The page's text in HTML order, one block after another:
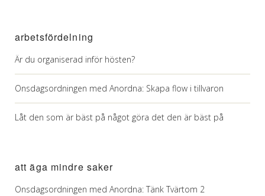
arbetsfördelning
Är du organiserad inför hösten?
Onsdagsordningen med Anordna: Skapa flow i tillvaron
Låt den som är bäst på något göra det den är bäst på
att äga mindre saker
Onsdagsordningen med Anordna: Tänk Tvärtom 2